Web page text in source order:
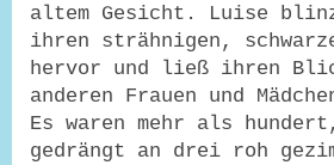
altem Gesicht. Luise
ihren strähnigen,
hervor und ließ ihren
anderen Frauen und
Es waren mehr als
gedrängt an drei roh